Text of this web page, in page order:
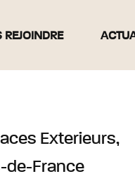
REJOINDRE
Exterieurs,
de-France